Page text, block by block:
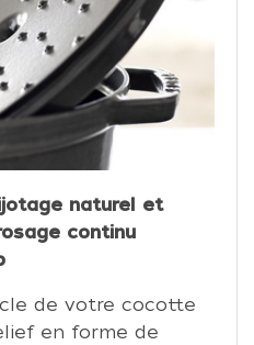
naturel et
continu
de votre cocotte
en forme de